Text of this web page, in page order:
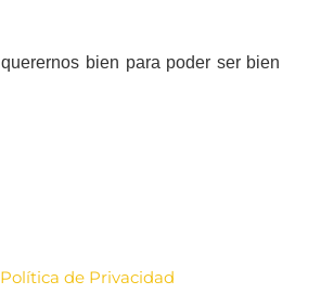
bien para poder ser bien
Política de Privacidad